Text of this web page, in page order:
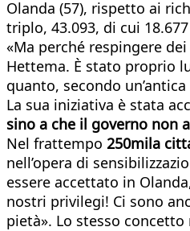
Olanda (57), rispetto ai
triplo, 43.093, di cui
«Ma perché respingere
Hettema. È stato proprio
quanto, secondo
La sua iniziativa è stata
sino a che il governo non
Nel frattempo 250mila
nell’opera di
essere accettato in
nostri privilegi! Ci sono
pietà». Lo stesso